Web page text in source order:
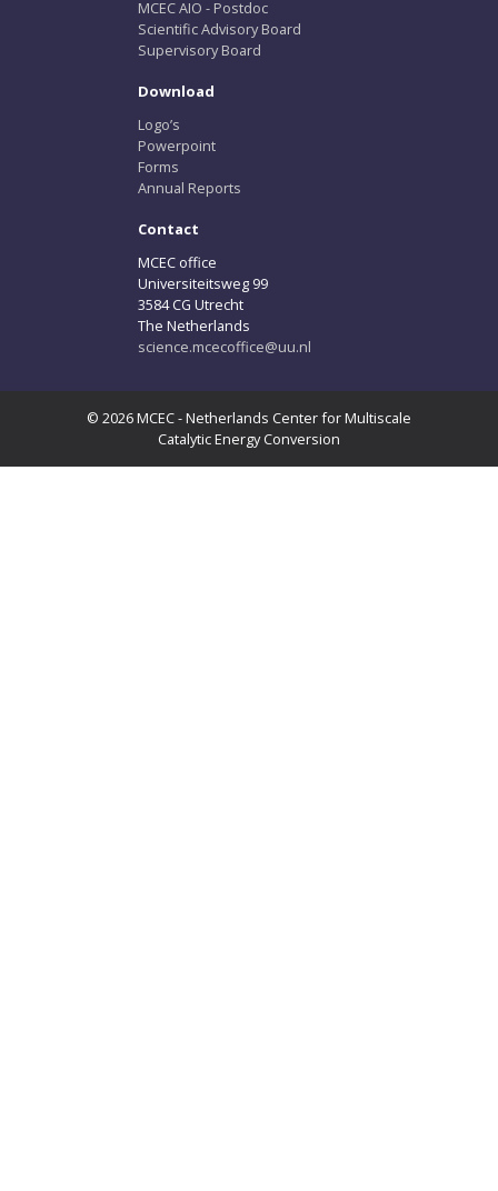
MCEC AIO - Postdoc
Scientific Advisory Board
Supervisory Board
Download
Logo’s
Powerpoint
Forms
Annual Reports
Contact
MCEC office
Universiteitsweg 99
3584 CG Utrecht
The Netherlands
science.mcecoffice@uu.nl
© 2026 MCEC - Netherlands Center for Multiscale
Catalytic Energy Conversion